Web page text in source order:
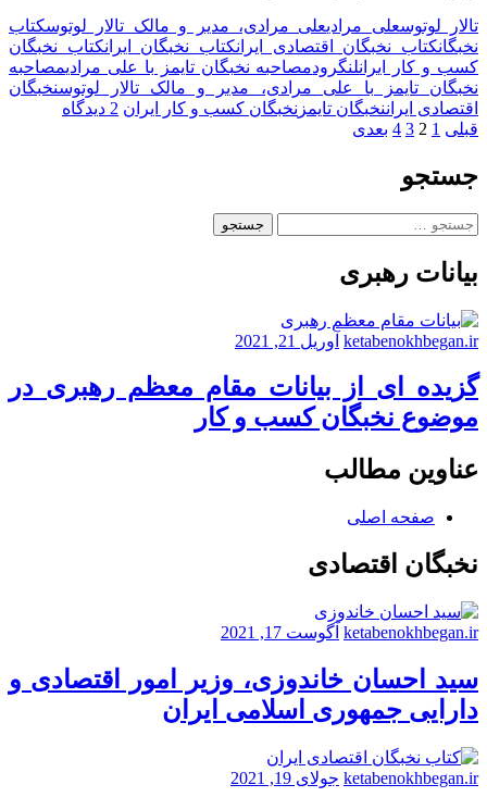
تالار لوتوسعلی مرادیعلی مرادی، مدیر و مالک تالار لوتوسکتاب
نخبگانکتاب نخبگان اقتصادی ایرانکتاب نخبگان ایرانکتاب نخبگان
کسب و کار ایرانلنگرودمصاحبه نخبگان تایمز با علی مرادیمصاحبه
نخبگان تایمز با علی مرادی، مدیر و مالک تالار لوتوسنخبگان
اقتصادی ایراننخبگان تایمز نخبگان کسب و کار ایران 2 دیدگاه
بخش
صفحه‌بندی
قبلی 1
2
3
4 بعدی
جستجو
جستجو
بیانات رهبری
ketabenokhbegan.ir آوریل 21, 2021
گزیده ای از بیانات مقام معظم رهبری در
موضوع نخبگان کسب و کار
عناوین مطالب
صفحه اصلی
نخبگان اقتصادی
ketabenokhbegan.ir آگوست 17, 2021
سید احسان خاندوزی، وزیر امور اقتصادی و
دارایی جمهوری اسلامی ایران
ketabenokhbegan.ir جولای 19, 2021